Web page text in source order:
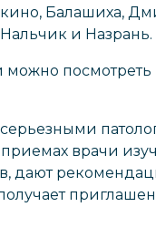
Балашиха,
и Назрань.
посмотреть
врачи
дают